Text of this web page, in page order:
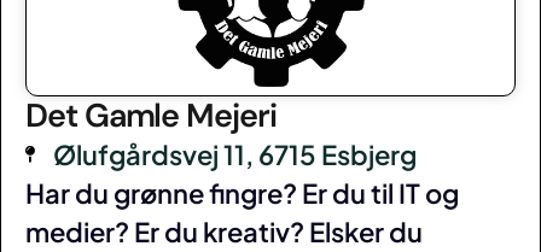
Det Gamle Mejeri
Ølufgårdsvej 11, 6715 Esbjerg
Har du grønne fingre? Er du til IT og
medier? Er du kreativ? Elsker du